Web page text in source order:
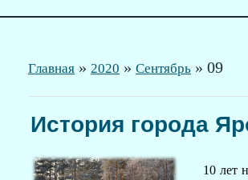
Главная » 2020 » Сентябрь » 09
История города
10 лет